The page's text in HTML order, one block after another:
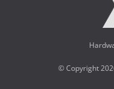
© Copyright